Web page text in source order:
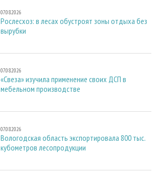
07.08.2026
Рослесхоз: в лесах обустроят зоны отдыха без
вырубки
07.08.2026
«Свеза» изучила применение своих ДСП в
мебельном производстве
07.08.2026
Вологодская область экспортировала 800 тыс.
кубометров лесопродукции